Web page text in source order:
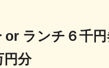
ランチ６千
円分